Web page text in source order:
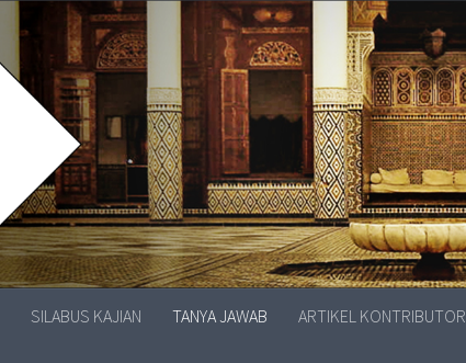
SILABUS KAJIAN TANYA JAWAB ARTIKEL KONTRIBUTOR